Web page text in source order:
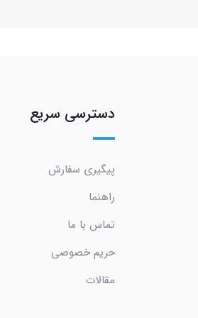
دسترسی سریع
پیگیری سفارش
راهنما
تماس با ما
حریم خصوصی
مقالات